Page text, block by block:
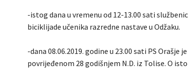
-istog dana u vremenu od 12-13.00 sati
biciklijade učenika razredne nastave u Odžaku.
-dana 08.06.2019. godine u 23.00 sati PS
povrijeđenom 28 godišnjem N.D. iz Tolise. O